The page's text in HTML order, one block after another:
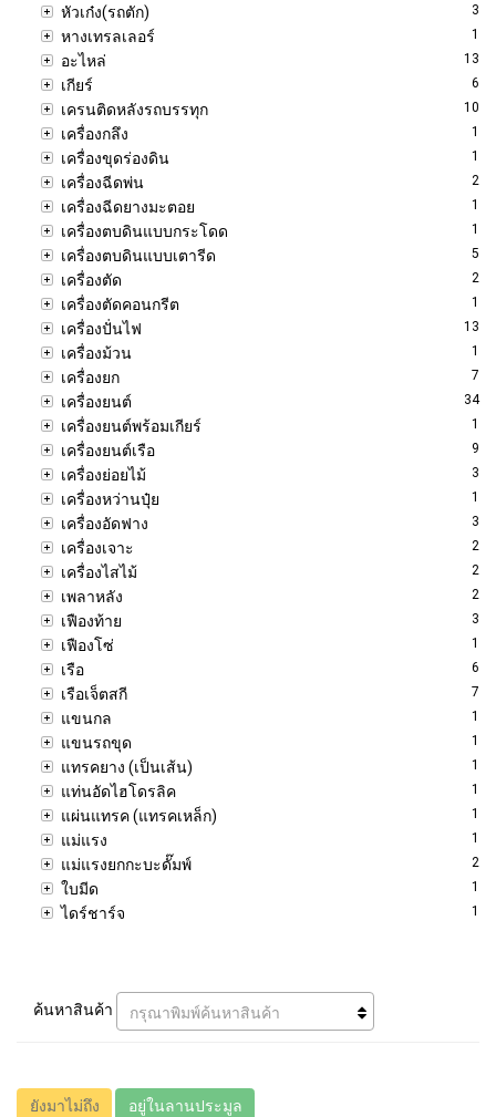
หัวเก๋ง(รถตัก) 3
หางเทรลเลอร์ 1
อะไหล่ 13
เกียร์ 6
เครนติดหลังรถบรรทุก 10
เครื่องกลึง 1
เครื่องขุดร่องดิน 1
เครื่องฉีดพ่น 2
เครื่องฉีดยางมะตอย 1
เครื่องตบดินแบบกระโดด 1
เครื่องตบดินแบบเตารีด 5
เครื่องตัด 2
เครื่องตัดคอนกรีต 1
เครื่องปั่นไฟ 13
เครื่องม้วน 1
เครื่องยก 7
เครื่องยนต์ 34
เครื่องยนต์พร้อมเกียร์ 1
เครื่องยนต์เรือ 9
เครื่องย่อยไม้ 3
เครื่องหว่านปุ๋ย 1
เครื่องอัดฟาง 3
เครื่องเจาะ 2
เครื่องไสไม้ 2
เพลาหลัง 2
เฟืองท้าย 3
เฟืองโซ่ 1
เรือ 6
เรือเจ็ตสกี 7
แขนกล 1
แขนรถขุด 1
แทรคยาง (เป็นเส้น) 1
แท่นอัดไฮโดรลิค 1
แผ่นแทรค (แทรคเหล็ก) 1
แม่แรง 1
แม่แรงยกกะบะดั๊มพ์ 2
ใบมีด 1
ไดร์ชาร์จ 1
ค้นหาสินค้า กรุณาพิมพ์ค้นหาสินค้า
ยังมาไม่ถึง อยู่ในลานประมูล